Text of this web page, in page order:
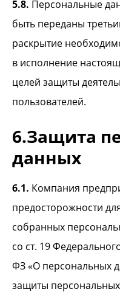
5.8. Персональные
быть переданы
раскрытие
в исполнение
целей защиты
пользователей.
6.Защита
данных
6.1. Компания
предосторожности
собранных
со ст. 19
ФЗ «О персональных
защиты